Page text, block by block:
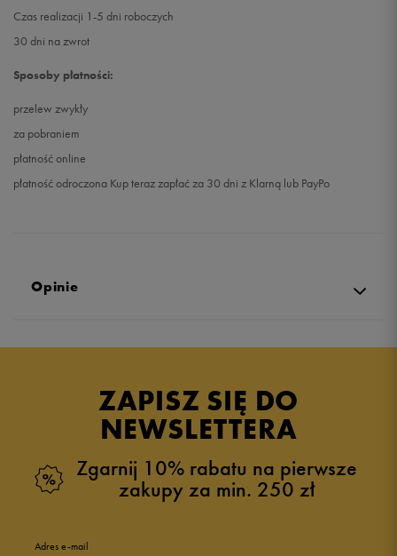
Czas realizacji 1-5 dni roboczych
30 dni na zwrot
Sposoby płatności:
przelew zwykły
za pobraniem
płatność online
płatność odroczona Kup teraz zapłać za 30 dni z Klarną lub PayPo
Opinie
ZAPISZ SIĘ DO
NEWSLETTERA
Zgarnij 10% rabatu na pierwsze
zakupy za min. 250 zł
Adres e-mail